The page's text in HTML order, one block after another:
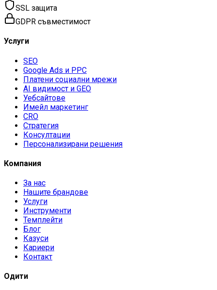
SSL защита
GDPR съвместимост
Услуги
SEO
Google Ads и PPC
Платени социални мрежи
AI видимост и GEO
Уебсайтове
Имейл маркетинг
CRO
Стратегия
Консултации
Персонализирани решения
Компания
За нас
Нашите брандове
Услуги
Инструменти
Темплейти
Блог
Казуси
Кариери
Контакт
Одити